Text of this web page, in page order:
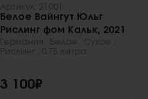
Белое Вайнгут Юльг
Рислинг фом Кальк, 2021
3 100₽